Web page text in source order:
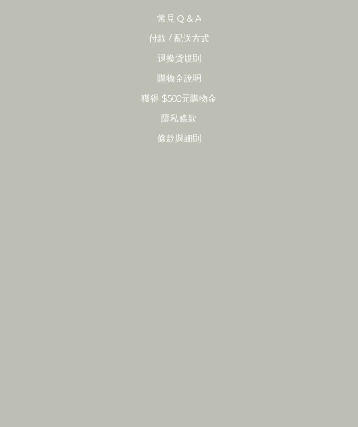
常見 Q & A
付款 / 配送方式
退換貨規則
購物金說明
獲得 $500元購物金
隱私條款
條款與細則